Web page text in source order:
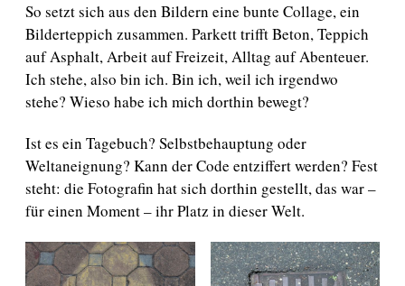
So setzt sich aus den Bildern eine bunte Collage, ein
Bilderteppich zusammen. Parkett trifft Beton, Teppich
auf Asphalt, Arbeit auf Freizeit, Alltag auf Abenteuer.
Ich stehe, also bin ich. Bin ich, weil ich irgendwo
stehe? Wieso habe ich mich dorthin bewegt?
Ist es ein Tagebuch? Selbstbehauptung oder
Weltaneignung? Kann der Code entziffert werden? Fest
steht: die Fotografin hat sich dorthin gestellt, das war –
für einen Moment – ihr Platz in dieser Welt.